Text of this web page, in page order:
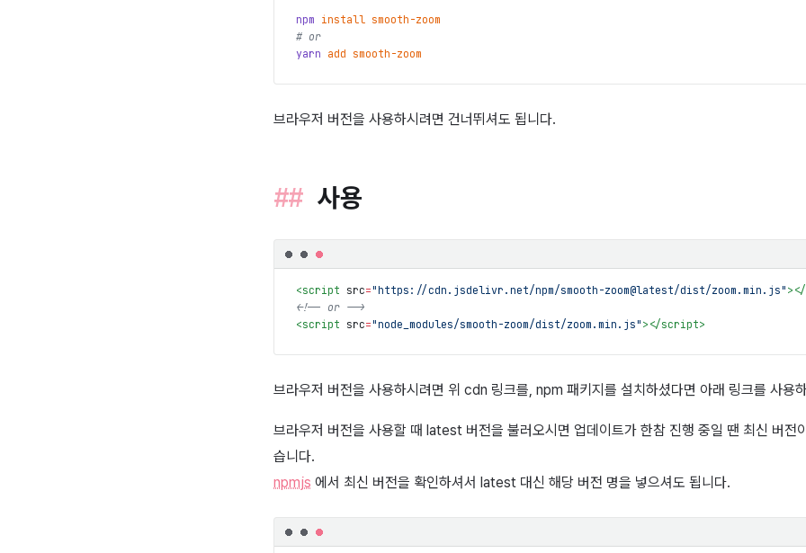
npm install
smooth-zoom
# or
yarn add smooth-zoom
브라우저 버전을 사용하시려면 건너뛰셔도 됩니다.
사용
<script src="https://cdn.jsdelivr.net/npm/smooth-zoom@latest/dist/zoom.min.js" > </
<!-- or -->
<script src="node_modules/smooth-zoom/dist/zoom.min.js" > </script>
브라우저 버전을 사용하시려면 위 cdn 링크를, npm 패키지를 설치하셨다면 아래 링크를 사용
브라우저 버전을 사용할 때 latest 버전을 불러오시면 업데이트가 한참 진행 중일 땐 최신 버전
습니다.
npmjs 에서 최신 버전을 확인하셔서 latest 대신 해당 버전 명을 넣으셔도 됩니다.